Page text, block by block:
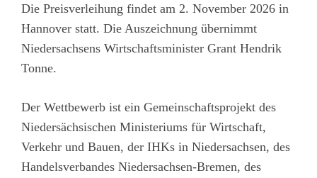
Die Preisverleihung findet am 2. November 2026 in
Hannover statt. Die Auszeichnung übernimmt
Niedersachsens Wirtschaftsminister Grant Hendrik
Tonne.
Der Wettbewerb ist ein Gemeinschaftsprojekt des
Niedersächsischen Ministeriums für Wirtschaft,
Verkehr und Bauen, der IHKs in Niedersachsen, des
Handelsverbandes Niedersachsen-Bremen, des